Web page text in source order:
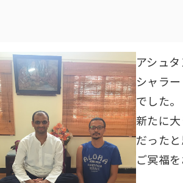
アシュ
シャラ
でした。
新たに
だったと
ご冥福を